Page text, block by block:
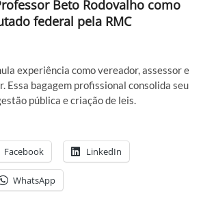
Beto Rodovalho como
federal pela RMC
experiência como vereador, assessor e
Essa bagagem profissional consolida seu
pública e criação de leis.
Facebook LinkedIn
WhatsApp